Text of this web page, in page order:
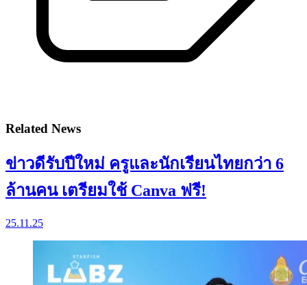
Related News
ข่าวดีรับปีใหม่ ครูและนักเรียนไทยกว่า 6
ล้านคน เตรียมใช้ Canva ฟรี!
25.11.25